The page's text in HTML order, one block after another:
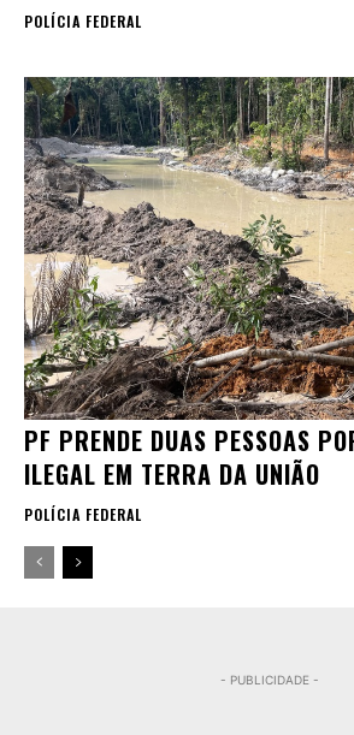
POLÍCIA FEDERAL
PF PRENDE DUAS PESSOAS
ILEGAL EM TERRA DA UNIÃO
POLÍCIA FEDERAL
- PUBLICIDADE -